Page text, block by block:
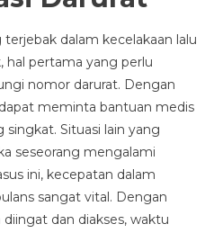
dalam kecelakaan lalu
hal pertama yang perlu
nomor darurat. Dengan
meminta bantuan medis
singkat. Situasi lain yang
seseorang mengalami
ini, kecepatan dalam
sangat vital. Dengan
dan diakses, waktu